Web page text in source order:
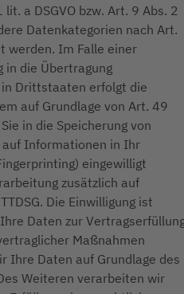
a DSGVO bzw. Art. 9 Abs. 2
Datenkategorien nach Art.
werden. Im Falle einer
in die Übertragung
Drittstaaten erfolgt die
auf Grundlage von Art. 49
in die Speicherung von
auf Informationen in Ihr
eingewilligt
zusätzlich auf
Die Einwilligung ist
Daten zur
Maßnahmen
Ihre Daten auf Grundlage des
Weiteren verarbeiten wir